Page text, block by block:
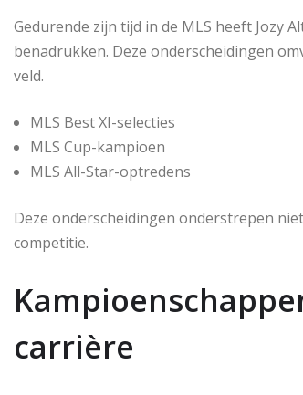
Gedurende zijn tijd in de MLS heeft Jozy
benadrukken. Deze onderscheidingen
veld.
MLS Best XI-selecties
MLS Cup-kampioen
MLS All-Star-optredens
Deze onderscheidingen onderstrepen
competitie.
carrière